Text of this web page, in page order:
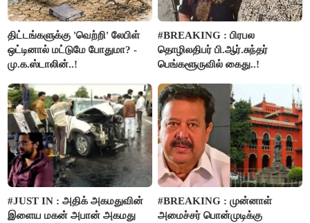
திட்டங்களுக்கு 'வெற்றி' லேபிள்
ஒட்டினால் மட்டுமே போதுமா? -
மு.க.ஸ்டாலின்..!
#BREAKING : பிரபல
தொழிலதிபர் பி.ஆர்.சுந்தர்
பெங்களூருவில் கைது..!
#JUST IN : அதிக் அகமதுவின்
இளைய மகன் அபான் அகமது
#BREAKING : முன்னாள்
அமைச்சர் பொன்முடிக்கு